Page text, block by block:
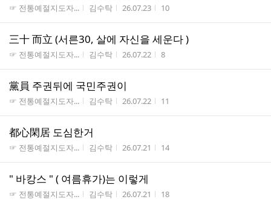
게시판명
☞ 전통예절지도자... 작성자
김수탁 작성시간
26.07.23 조회수
10
三十 而立 (서른30, 살에 자신을 세운다 )
게시판명
☞ 전통예절지도자... 작성자
김수탁 작성시간
26.07.22 조회수
8
黨員 주권뒤에 국민주권이
게시판명
☞ 전통예절지도자... 작성자
김수탁 작성시간
26.07.22 조회수
11
都心閑居 도심한거
게시판명
☞ 전통예절지도자... 작성자
김수탁 작성시간
26.07.21 조회수
14
" 바캉스 " ( 여름휴가)는 이렇게
게시판명
☞ 전통예절지도자... 작성자
김수탁 작성시간
26.07.21 조회수
18